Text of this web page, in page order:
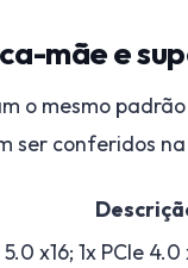
mãe e
o mesmo
ser conferidos
5.0 x16; 1x PCIe